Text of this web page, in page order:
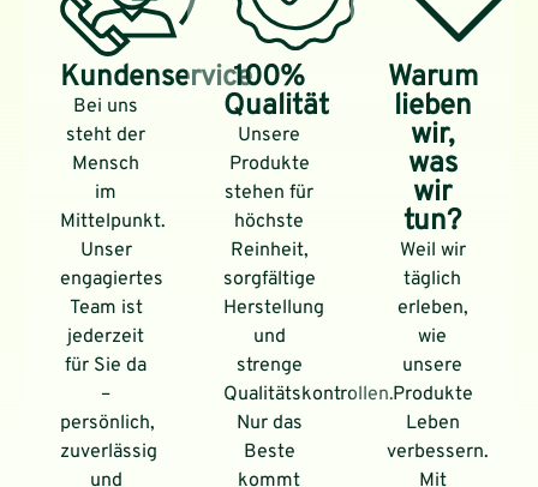
Kundenservice
Bei uns
steht der
Mensch
im
Mittelpunkt.
Unser
engagiertes
Team ist
jederzeit
für Sie da
–
persönlich,
zuverlässig
und
100%
Qualität
Unsere
Produkte
stehen für
höchste
Reinheit,
sorgfältige
Herstellung
und
strenge
Qualitätskontrollen.
Nur das
Beste
kommt
Warum
lieben
wir,
was
wir
tun?
Weil wir
täglich
erleben,
wie
unsere
Produkte
Leben
verbessern.
Mit